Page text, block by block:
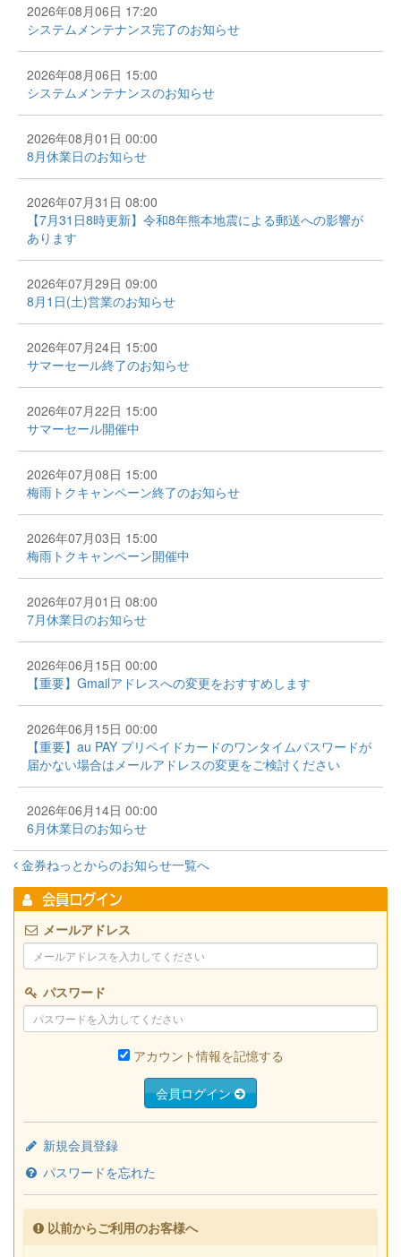
2026年08月06日 17:20
システムメンテナンス完了のお知らせ
2026年08月06日 15:00
システムメンテナンスのお知らせ
2026年08月01日 00:00
8月休業日のお知らせ
2026年07月31日 08:00
【7月31日8時更新】令和8年熊本地震による郵送への影響が
あります
2026年07月29日 09:00
8月1日(土)営業のお知らせ
2026年07月24日 15:00
サマーセール終了のお知らせ
2026年07月22日 15:00
サマーセール開催中
2026年07月08日 15:00
梅雨トクキャンペーン終了のお知らせ
2026年07月03日 15:00
梅雨トクキャンペーン開催中
2026年07月01日 08:00
7月休業日のお知らせ
2026年06月15日 00:00
【重要】Gmailアドレスへの変更をおすすめします
2026年06月15日 00:00
【重要】au PAY プリペイドカードのワンタイムパスワードが
届かない場合はメールアドレスの変更をご検討ください
2026年06月14日 00:00
6月休業日のお知らせ
金券ねっとからのお知らせ一覧へ
会員ログイン
メールアドレス
パスワード
アカウント情報を記憶する
会員ログイン
新規会員登録
パスワードを忘れた
以前からご利用のお客様へ